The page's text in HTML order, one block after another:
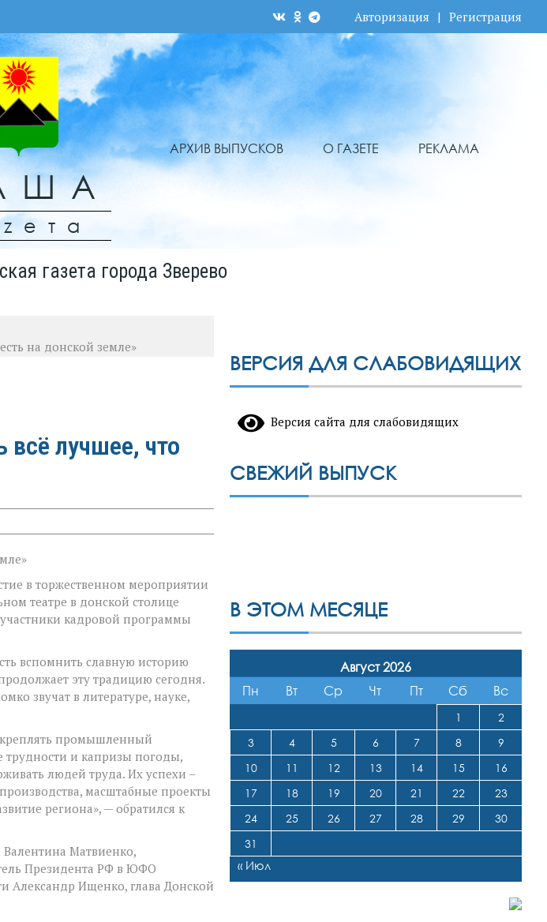
Авторизация | Регистрация
АРХИВ ВЫПУСКОВ О ГАЗЕТЕ РЕКЛАМА
газета города Зверево
на донской земле»
всё лучшее, что
в торжественном мероприятии
театре в донской столице
кадровой программы
вспомнить славную историю
эту традицию сегодня.
звучат в литературе, науке,
промышленный
трудности и капризы погоды,
людей труда. Их успехи –
масштабные проекты
региона», — обратился к
Матвиенко,
Президента РФ в ЮФО
Александр Ищенко, глава Донской
ВЕРСИЯ ДЛЯ СЛАБОВИДЯЩИХ
Версия сайта для слабовидящих
СВЕЖИЙ ВЫПУСК
В ЭТОМ МЕСЯЦЕ
Август 2026
Пн
Вт Ср Чт Пт Сб Вс
1
2
3
4 5 6 7 8
9
10
11 12 13 14 15
16
17
18 19 20 21 22
23
24
25 26 27 28 29
30
31
« Июл